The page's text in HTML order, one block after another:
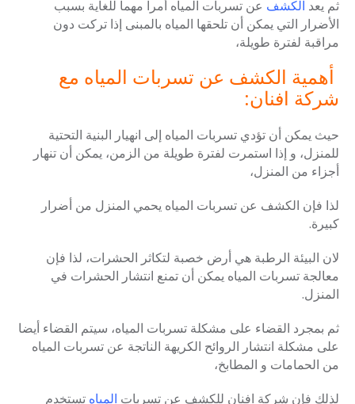
ثم يعد الكشف عن تسربات المياه أمرا مهما للغاية بسبب
الأضرار التي يمكن أن تلحقها المياه بالمبنى إذا تركت دون
مراقبة لفترة طويلة،
أهمية الكشف عن تسربات المياه مع
شركة افنان:
حيث يمكن أن تؤدي تسربات المياه إلى انهيار البنية التحتية
للمنزل، و إذا استمرت لفترة طويلة من الزمن، يمكن أن تنهار
أجزاء من المنزل،
لذا فإن الكشف عن تسربات المياه يحمي المنزل من أضرار
كبيرة.
لان البيئة الرطبة هي أرض خصبة لتكاثر الحشرات، لذا فإن
معالجة تسربات المياه يمكن أن تمنع انتشار الحشرات في
المنزل.
ثم بمجرد القضاء على مشكلة تسربات المياه، سيتم القضاء أيضا
على مشكلة انتشار الروائح الكريهة الناتجة عن تسربات المياه
من الحمامات و المطابخ،
لذلك فإن شركة افنان للكشف عن تسربات المياه تستخدم